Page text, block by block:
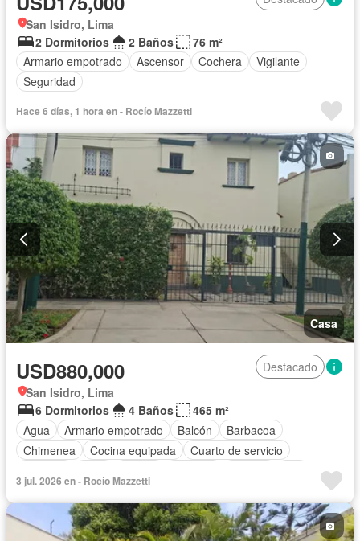
San Isidro, Lima
2 Dormitorios
2 Baños
76 m²
Armario empotrado
Ascensor Cochera
Vigilante
Seguridad
Hace 6 días, 1 hora en - Rocío Mazzetti
Casa
USD880,000
Destacado
San Isidro, Lima
6 Dormitorios
4 Baños
465 m²
Agua
Armario empotrado Balcón
Barbacoa
Chimenea
Cocina equipada
Cuarto de servicio
3 jul. 2026 en - Rocío Mazzetti